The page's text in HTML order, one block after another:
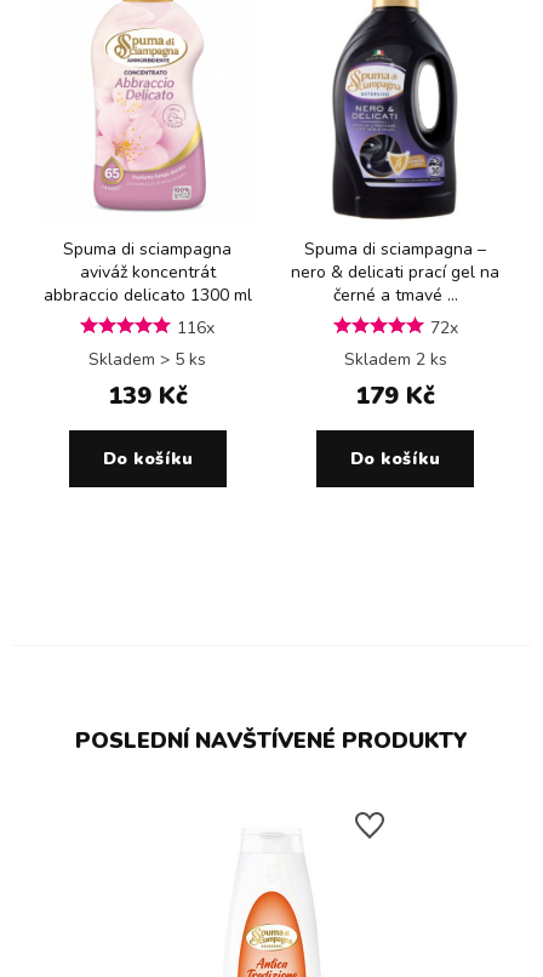
Spuma di sciampagna
aviváž koncentrát
abbraccio delicato 1300 ml
116x
Skladem > 5 ks
139 Kč
Do košíku
Spuma di sciampagna –
nero & delicati prací gel na
černé a tmavé ...
72x
Skladem 2 ks
179 Kč
Do košíku
POSLEDNÍ NAVŠTÍVENÉ PRODUKTY